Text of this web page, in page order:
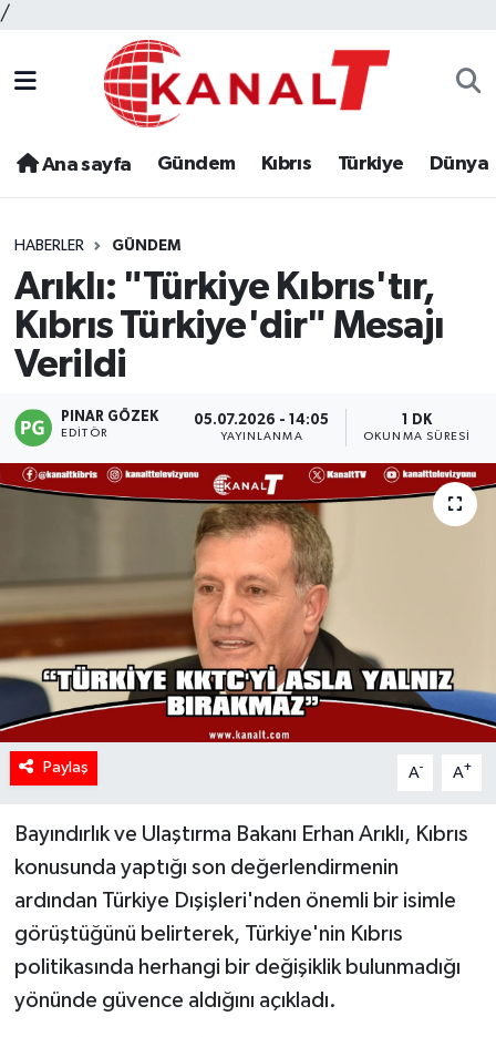
/
Ana sayfa Gündem Kıbrıs Türkiye Dünya
HABERLER GÜNDEM
Arıklı: "Türkiye Kıbrıs'tır,
Kıbrıs Türkiye'dir" Mesajı
Verildi
PINAR GÖZEK
EDITÖR
05.07.2026 - 14:05
YAYINLANMA
1 DK
OKUNMA SÜRESI
Paylaş A- A+
Bayındırlık ve Ulaştırma Bakanı Erhan Arıklı, Kıbrıs
konusunda yaptığı son değerlendirmenin
ardından Türkiye Dışişleri'nden önemli bir isimle
görüştüğünü belirterek, Türkiye'nin Kıbrıs
politikasında herhangi bir değişiklik bulunmadığı
yönünde güvence aldığını açıkladı.